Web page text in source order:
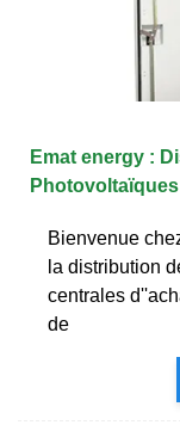
Emat energy :
Photovoltaïques
Bienvenue
la distribution
centrales
de